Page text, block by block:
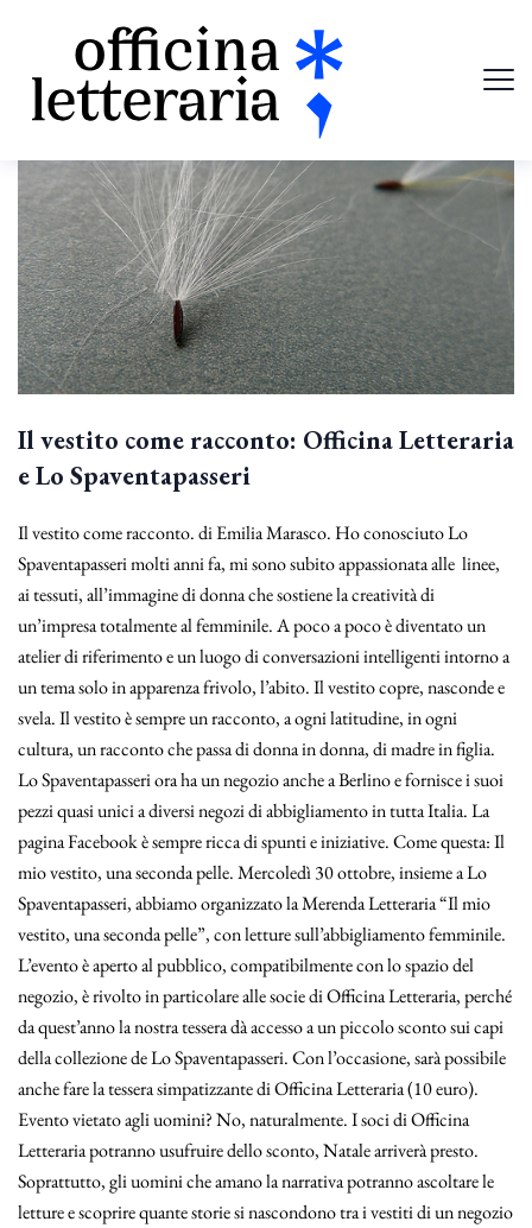
Il vestito come racconto: Officina Letteraria
e Lo Spaventapasseri
Il vestito come racconto. di Emilia Marasco. Ho conosciuto Lo
Spaventapasseri molti anni fa, mi sono subito appassionata alle linee,
ai tessuti, all’immagine di donna che sostiene la creatività di
un’impresa totalmente al femminile. A poco a poco è diventato un
atelier di riferimento e un luogo di conversazioni intelligenti intorno a
un tema solo in apparenza frivolo, l’abito. Il vestito copre, nasconde e
svela. Il vestito è sempre un racconto, a ogni latitudine, in ogni
cultura, un racconto che passa di donna in donna, di madre in figlia.
Lo Spaventapasseri ora ha un negozio anche a Berlino e fornisce i suoi
pezzi quasi unici a diversi negozi di abbigliamento in tutta Italia. La
pagina Facebook è sempre ricca di spunti e iniziative. Come questa: Il
mio vestito, una seconda pelle. Mercoledì 30 ottobre, insieme a Lo
Spaventapasseri, abbiamo organizzato la Merenda Letteraria “Il mio
vestito, una seconda pelle”, con letture sull’abbigliamento femminile.
L’evento è aperto al pubblico, compatibilmente con lo spazio del
negozio, è rivolto in particolare alle socie di Officina Letteraria, perché
da quest’anno la nostra tessera dà accesso a un piccolo sconto sui capi
della collezione de Lo Spaventapasseri. Con l’occasione, sarà possibile
anche fare la tessera simpatizzante di Officina Letteraria (10 euro).
Evento vietato agli uomini? No, naturalmente. I soci di Officina
Letteraria potranno usufruire dello sconto, Natale arriverà presto.
Soprattutto, gli uomini che amano la narrativa potranno ascoltare le
letture e scoprire quante storie si nascondono tra i vestiti di un negozio